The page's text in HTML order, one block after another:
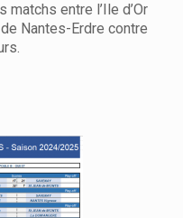
entre l’Ile d’Or
Nantes-Erdre contre